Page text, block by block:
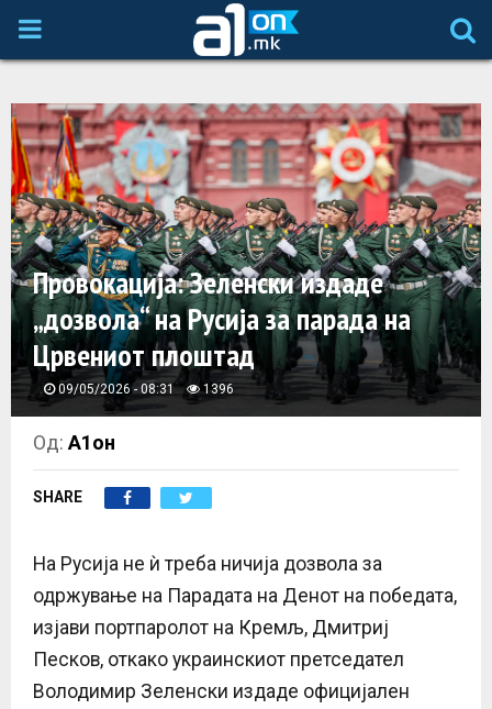
P
I
M
A
R
Y
M
E
N
U
Провокација: Зеленски издаде
„дозвола“ на Русија за парада на
Црвениот плоштад
09/05/2026 - 08:31 1396
Од:А1он
SHARE
На Русија не ѝ треба ничија дозвола за
одржување на Парадата на Денот на победата,
изјави портпаролот на Кремљ, Дмитриј
Песков, откако украинскиот претседател
Володимир Зеленски издаде официјален